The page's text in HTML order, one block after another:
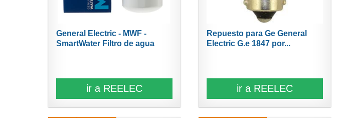
General Electric - MWF -
SmartWater Filtro de agua
ir a REELEC
Repuesto para Ge General
Electric G.e 1847 por...
ir a REELEC